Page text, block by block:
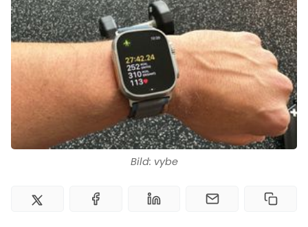
Team
Zusammenarbeit
Kontakt
Impressum
Bild: vybe